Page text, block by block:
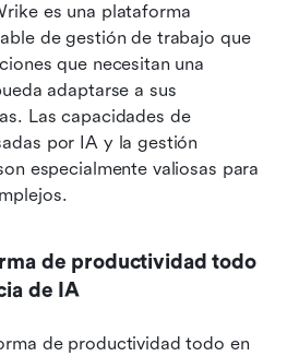
es una plataforma
de gestión de trabajo que
que necesitan una
adaptarse a sus
Las capacidades de
por IA y la gestión
especialmente valiosas para
de productividad todo
de IA
de productividad todo en